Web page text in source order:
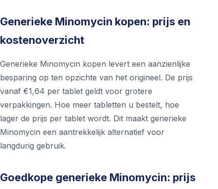
Generieke Minomycin kopen: prijs en
kostenoverzicht
Generieke Minomycin kopen levert een aanzienlijke
besparing op ten opzichte van het origineel. De prijs
vanaf €1,64 per tablet geldt voor grotere
verpakkingen. Hoe meer tabletten u bestelt, hoe
lager de prijs per tablet wordt. Dit maakt generieke
Minomycin een aantrekkelijk alternatief voor
langdurig gebruik.
Goedkope generieke Minomycin: prijs